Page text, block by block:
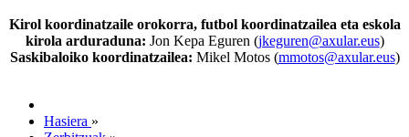
Kirol koordinatzaile orokorra, futbol koordinatzailea eta eskola
kirola arduraduna: Jon Kepa Eguren (jkeguren@axular.eus)
Saskibaloiko koordinatzailea: Mikel Motos (mmotos@axular.eus)
Hasiera »